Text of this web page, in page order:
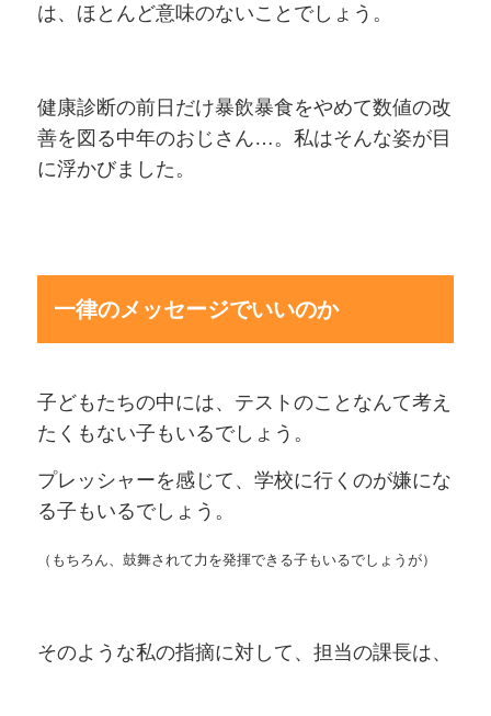
は、ほとんど意味のないことでしょう。
健康診断の前日だけ暴飲暴食をやめて数値の改
善を図る中年のおじさん…。私はそんな姿が目
に浮かびました。
一律のメッセージでいいのか
子どもたちの中には、テストのことなんて考え
たくもない子もいるでしょう。
プレッシャーを感じて、学校に行くのが嫌にな
る子もいるでしょう。
（もちろん、鼓舞されて力を発揮できる子もいるでしょうが）
そのような私の指摘に対して、担当の課長は、